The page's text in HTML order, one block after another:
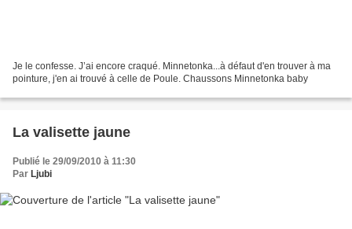
Je le confesse. J’ai encore craqué. Minnetonka...à défaut d'en trouver à ma
pointure, j'en ai trouvé à celle de Poule. Chaussons Minnetonka baby
La valisette jaune
Publié le 29/09/2010 à 11:30
Par Ljubi